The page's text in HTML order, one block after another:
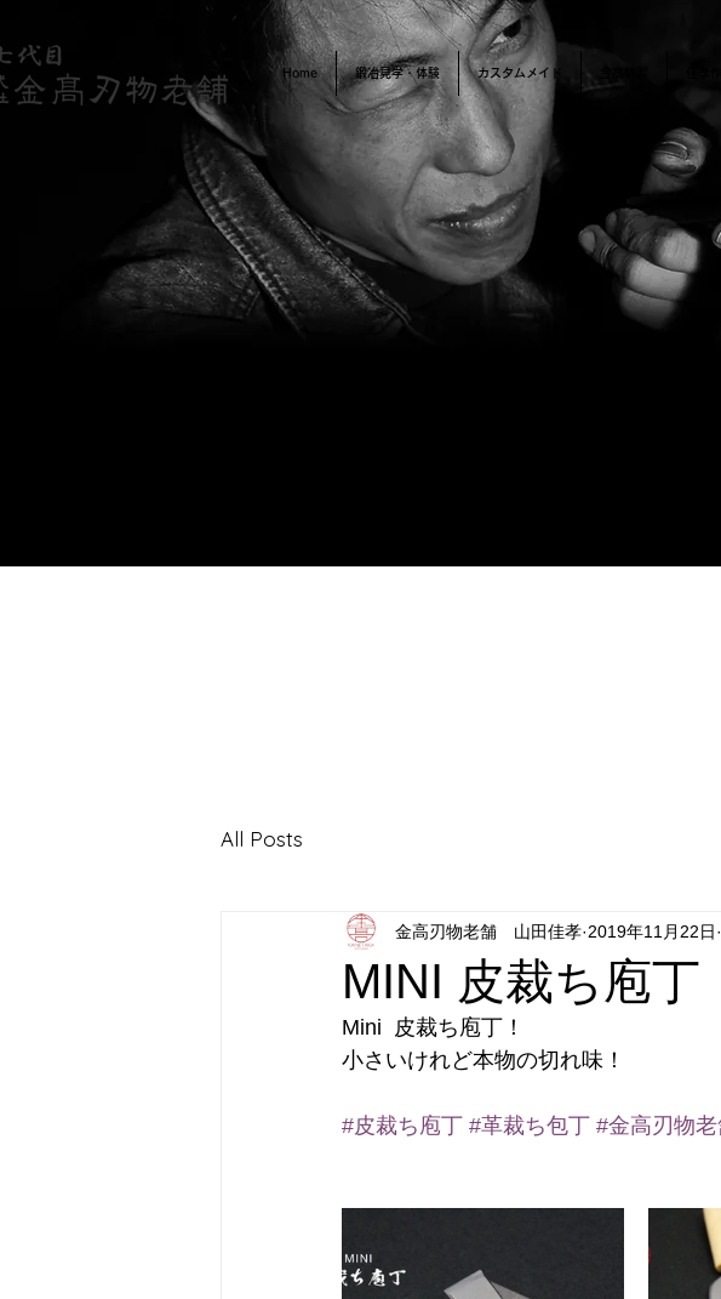
Home 鍛冶見学・体験 カスタムメイド
All Posts
MINI 皮裁ち庖丁
金高刃物老舗 山田佳孝 2019年11月22日
Mini  皮裁ち庖丁！
小さいけれど本物の切れ味！
#皮裁ち庖丁 #革裁ち包丁 #金高刃物老